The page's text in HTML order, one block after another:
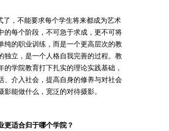
，不能要求每个学生将来都成为艺术
的每个阶段，不可急于求成，更不可将
纯的职业训练，而是一个更高层次的教
独立，是一个人格自我完善的过程。教
学院教育打下扎实的理论实践基础，
、介入社会，提高自身的修养与对社会
能做什么，宽泛的对待摄影。
更适合归于哪个学院？